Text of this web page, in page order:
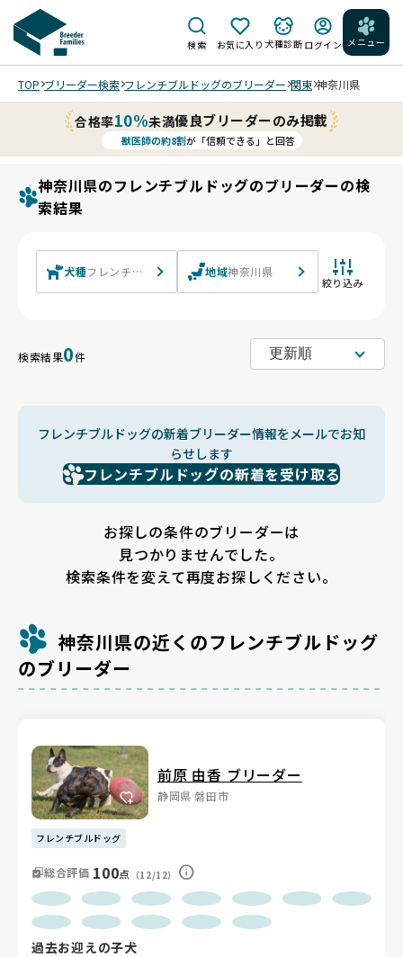
検索 お気に入り 犬種診断 ログイン メニュー
TOP ブリーダー検索 フレンチブルドッグのブリーダー 関東 神奈川県
合格率10%未満優良ブリーダーのみ掲載
獣医師の約8割が「信頼できる」と回答
神奈川県のフレンチブルドッグのブリーダーの検
索結果
犬種フレンチブルドッグ 地域神奈川県
絞り込み
検索結果0件
フレンチブルドッグの新着ブリーダー情報をメールでお知
らせします
フレンチブルドッグの新着を受け取る
お探しの条件のブリーダーは
見つかりませんでした。
検索条件を変えて再度お探しください。
神奈川県の近くのフレンチブルドッグ
のブリーダー
前原 由香 ブリーダー
静岡県 磐田市
フレンチブルドッグ
総合評価 100点 （12/12）
過去お迎えの子犬